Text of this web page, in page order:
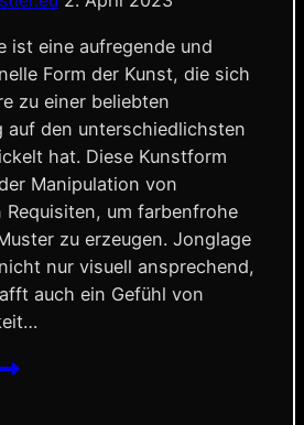
ist eine aufregende und
Form der Kunst, die sich
zu einer beliebten
auf den unterschiedlichsten
hat. Diese Kunstform
Manipulation von
Requisiten, um farbenfrohe
zu erzeugen. Jonglage
nur visuell ansprechend,
auch ein Gefühl von